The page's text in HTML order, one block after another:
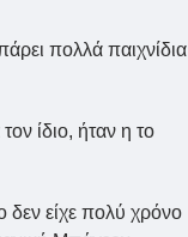
πολλά παιχνίδια
ίδιο, ήταν η το
δεν είχε πολύ χρόνο